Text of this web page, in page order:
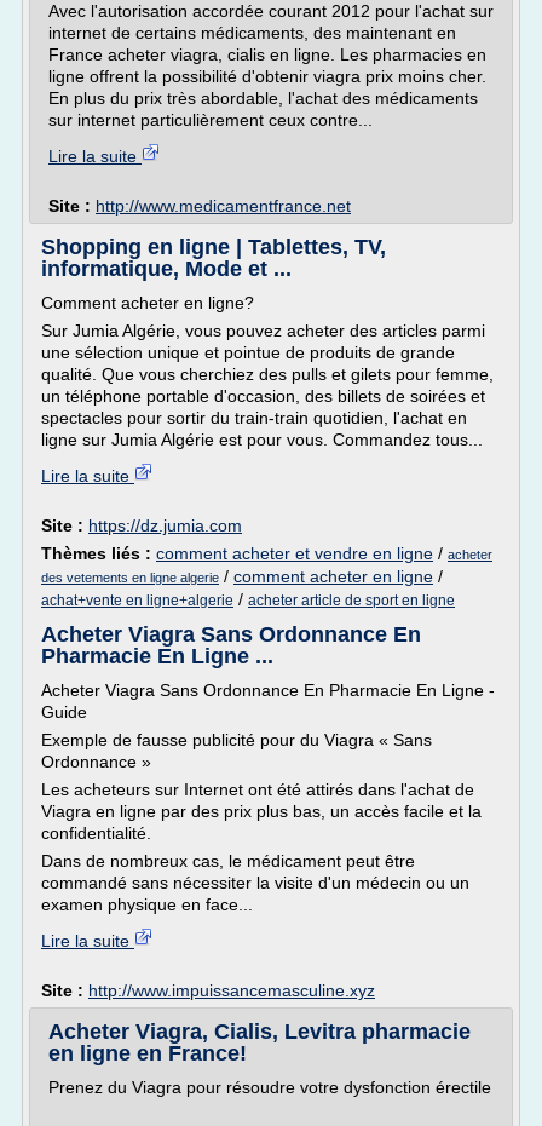
Avec l'autorisation accordée courant 2012 pour l'achat sur
internet de certains médicaments, des maintenant en
France acheter viagra, cialis en ligne. Les pharmacies en
ligne offrent la possibilité d'obtenir viagra prix moins cher.
En plus du prix très abordable, l'achat des médicaments
sur internet particulièrement ceux contre...
Lire la suite
Site : http://www.medicamentfrance.net
Shopping en ligne | Tablettes, TV,
informatique, Mode et ...
Comment acheter en ligne?
Sur Jumia Algérie, vous pouvez acheter des articles parmi
une sélection unique et pointue de produits de grande
qualité. Que vous cherchiez des pulls et gilets pour femme,
un téléphone portable d'occasion, des billets de soirées et
spectacles pour sortir du train-train quotidien, l'achat en
ligne sur Jumia Algérie est pour vous. Commandez tous...
Lire la suite
Site : https://dz.jumia.com
Thèmes liés : comment acheter et vendre en ligne / acheter
des vetements en ligne algerie / comment acheter en ligne /
achat+vente en ligne+algerie / acheter article de sport en ligne
Acheter Viagra Sans Ordonnance En
Pharmacie En Ligne ...
Acheter Viagra Sans Ordonnance En Pharmacie En Ligne -
Guide
Exemple de fausse publicité pour du Viagra « Sans
Ordonnance »
Les acheteurs sur Internet ont été attirés dans l'achat de
Viagra en ligne par des prix plus bas, un accès facile et la
confidentialité.
Dans de nombreux cas, le médicament peut être
commandé sans nécessiter la visite d'un médecin ou un
examen physique en face...
Lire la suite
Site : http://www.impuissancemasculine.xyz
Acheter Viagra, Cialis, Levitra pharmacie
en ligne en France!
Prenez du Viagra pour résoudre votre dysfonction érectile